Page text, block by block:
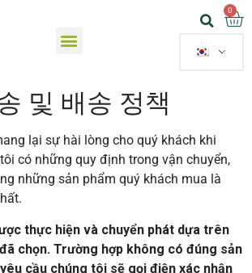
및 배송 정책
lại sự hài lòng cho quý khách khi
có những quy định trong vận chuyển,
những sản phẩm quý khách mua là
thực hiện và chuyển phát dựa trên
chọn. Trường hợp không có đúng sản
cầu chúng tôi sẽ gọi điện xác nhận